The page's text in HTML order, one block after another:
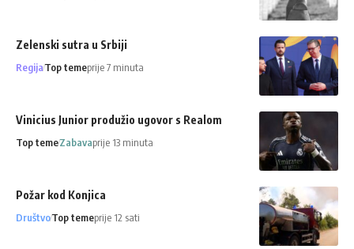
Zelenski sutra u Srbiji
RegijaTop temeprije 7 minuta
Vinicius Junior produžio ugovor s Realom
Top temeZabavaprije 13 minuta
Požar kod Konjica
DruštvoTop temeprije 12 sati